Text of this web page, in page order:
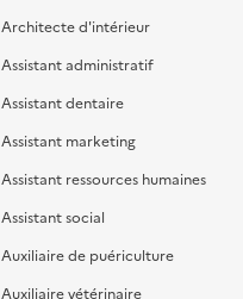
Architecte d'intérieur
Assistant administratif
Assistant dentaire
Assistant marketing
Assistant ressources humaines
Assistant social
Auxiliaire de puériculture
Auxiliaire vétérinaire